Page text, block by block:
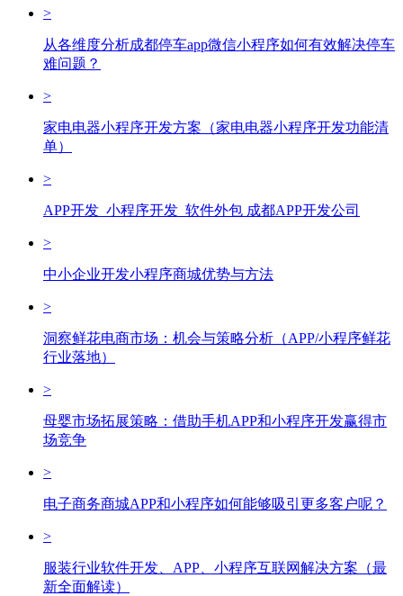
>
从各维度分析成都停车app微信小程序如何有效解决停车
难问题？
>
家电电器小程序开发方案（家电电器小程序开发功能清
单）
>
APP开发_小程序开发_软件外包 成都APP开发公司
>
中小企业开发小程序商城优势与方法
>
洞察鲜花电商市场：机会与策略分析（APP/小程序鲜花
行业落地）
>
母婴市场拓展策略：借助手机APP和小程序开发赢得市
场竞争
>
电子商务商城APP和小程序如何能够吸引更多客户呢？
>
服装行业软件开发、APP、小程序互联网解决方案（最
新全面解读）